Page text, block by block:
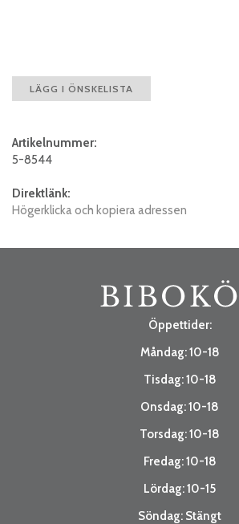
LÄGG I ÖNSKELISTA
Artikelnummer:
5-8544
Direktlänk:
Högerklicka och kopiera adressen
Öppettider:
Måndag: 10-18
Tisdag: 10-18
Onsdag: 10-18
Torsdag: 10-18
Fredag: 10-18
Lördag: 10-15
Söndag: Stängt